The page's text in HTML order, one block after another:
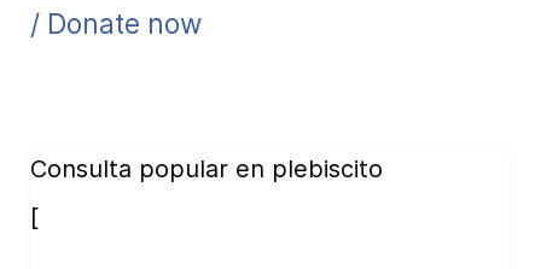
/ Donate now
Consulta popular en plebiscito
[